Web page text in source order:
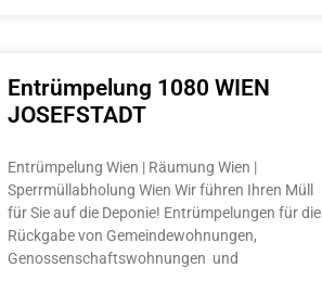
Entrümpelung 1080 WIEN
JOSEFSTADT
Entrümpelung Wien | Räumung Wien |
Sperrmüllabholung Wien Wir führen Ihren Müll
für Sie auf die Deponie! Entrümpelungen für die
Rückgabe von Gemeindewohnungen,
Genossenschaftswohnungen und